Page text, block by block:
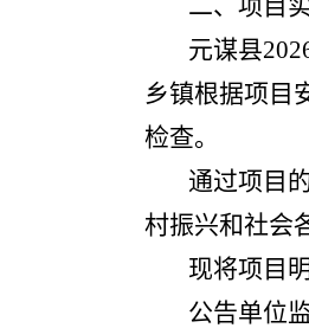
二、项目
元谋县
乡镇根据项目
检查。
通过项目
村振兴和社会
现将项目
公告单位